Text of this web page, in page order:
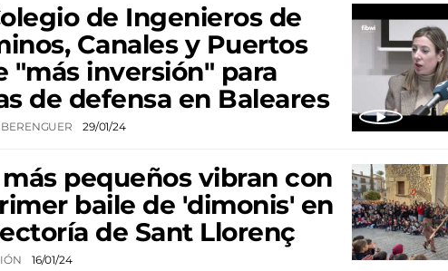
de Ingenieros de
Canales y Puertos
"más inversión" para
de defensa en Baleares
29/01/24
más pequeños vibran con
baile de 'dimonis' en
de Sant Llorenç
16/01/24